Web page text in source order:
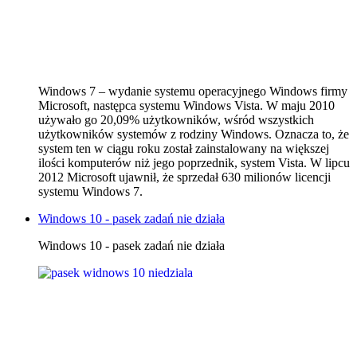
Windows 7 – wydanie systemu operacyjnego Windows firmy
Microsoft, następca systemu Windows Vista. W maju 2010
używało go 20,09% użytkowników, wśród wszystkich
użytkowników systemów z rodziny Windows. Oznacza to, że
system ten w ciągu roku został zainstalowany na większej
ilości komputerów niż jego poprzednik, system Vista. W lipcu
2012 Microsoft ujawnił, że sprzedał 630 milionów licencji
systemu Windows 7.
Windows 10 - pasek zadań nie działa
Windows 10 - pasek zadań nie działa